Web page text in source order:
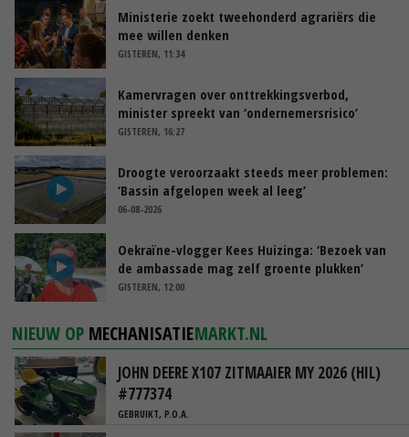
Ministerie zoekt tweehonderd agrariërs die
mee willen denken
GISTEREN, 11:34
Kamervragen over onttrekkingsverbod,
minister spreekt van ‘ondernemersrisico’
GISTEREN, 16:27
Droogte veroorzaakt steeds meer problemen:
‘Bassin afgelopen week al leeg’
06-08-2026
Oekraïne-vlogger Kees Huizinga: ‘Bezoek van
de ambassade mag zelf groente plukken’
GISTEREN, 12:00
NIEUW OP MECHANISATIEMARKT.NL
JOHN DEERE X107 ZITMAAIER MY 2026 (HIL)
#777374
GEBRUIKT, P.O.A.